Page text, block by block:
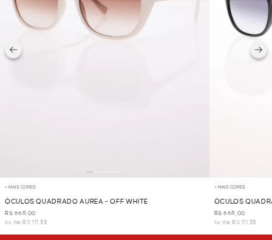
+ MAIS CORES
ÓCULOS QUADRADO AUREA - OFF WHITE
R$ 668,00
6x de R$ 111,33
+ MAIS CORES
ÓCULOS
R$ 668,00
6x de R$ 111,33